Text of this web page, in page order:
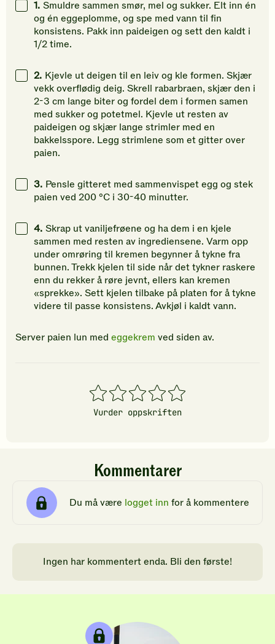
gi
vurdering.
gi
din
vurdering.
gi
din
1. Smuldre sammen smør, mel og sukker. Elt inn én
og én eggeplomme, og spe med vann til fin
konsistens. Pakk inn paideigen og sett den kaldt i
1/2 time.
2. Kjevle ut deigen til en leiv og kle formen. Skjær
vekk overflødig deig. Skrell rabarbraen, skjær den i
2-3 cm lange biter og fordel dem i formen samen
med sukker og potetmel. Kjevle ut resten av
paideigen og skjær lange strimler med en
bakkelsspore. Legg strimlene som et gitter over
paien.
3. Pensle gitteret med sammenvispet egg og stek
paien ved 200 °C i 30-40 minutter.
4. Skrap ut vaniljefrøene og ha dem i en kjele
sammen med resten av ingrediensene. Varm opp
under omrøring til kremen begynner å tykne fra
bunnen. Trekk kjelen til side når det tykner raskere
enn du rekker å røre jevnt, ellers kan kremen
«sprekke». Sett kjelen tilbake på platen for å tykne
videre til passe konsistens. Avkjøl i kaldt vann.
Server paien lun med eggekrem ved siden av.
1
stjerner
2
stjerner
3
stjerner
4
stjerner
5
stjerner
Vurder oppskriften
Kommentarer
Du må være logget inn for å kommentere
Ingen har kommentert enda. Bli den første!